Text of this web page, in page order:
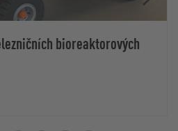
bioreaktorových